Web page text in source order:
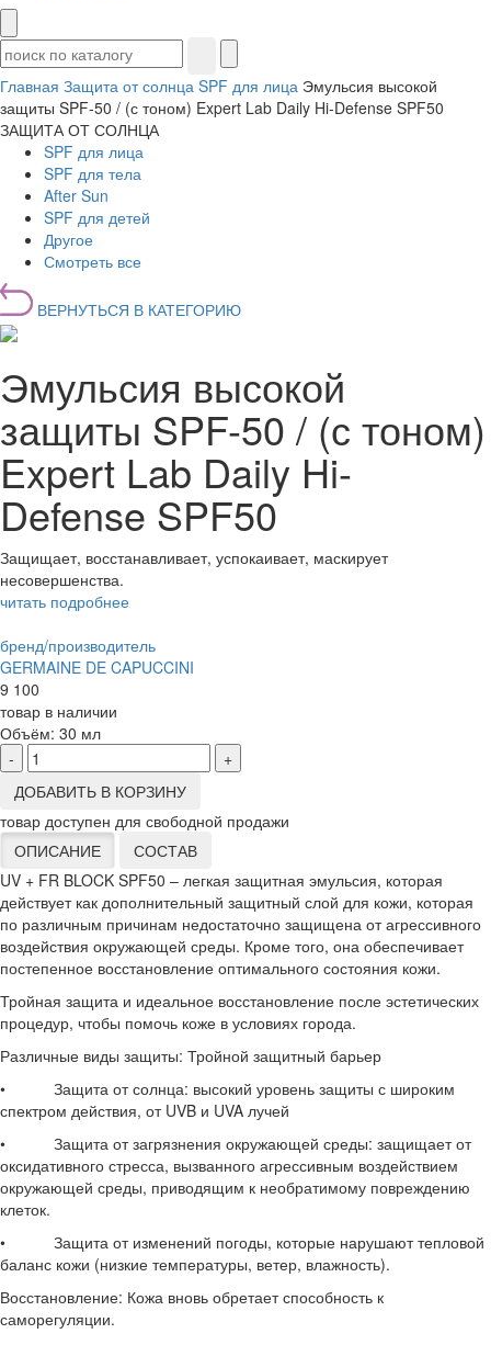
Главная Защита от солнца SPF для лица Эмульсия высокой
защиты SPF-50 / (с тоном) Expert Lab Daily Hi-Defense SPF50
ЗАЩИТА ОТ СОЛНЦА
SPF для лица
SPF для тела
After Sun
SPF для детей
Другое
Смотреть все
ВЕРНУТЬСЯ В КАТЕГОРИЮ
Эмульсия высокой
защиты SPF-50 / (с тоном)
Expert Lab Daily Hi-
Defense SPF50
Защищает, восстанавливает, успокаивает, маскирует
несовершенства.
читать подробнее
бренд/производитель
GERMAINE DE CAPUCCINI
9 100
товар в наличии
Объём: 30 мл
-
+
ДОБАВИТЬ В КОРЗИНУ
товар доступен для свободной продажи
ОПИСАНИЕ
СОСТАВ
UV + FR BLOCK SPF50 – легкая защитная эмульсия, которая
действует как дополнительный защитный слой для кожи, которая
по различным причинам недостаточно защищена от агрессивного
воздействия окружающей среды. Кроме того, она обеспечивает
постепенное восстановление оптимального состояния кожи.
Тройная защита и идеальное восстановление после эстетических
процедур, чтобы помочь коже в условиях города.
Различные виды защиты: Тройной защитный барьер
• Защита от солнца: высокий уровень защиты с широким
спектром действия, от UVB и UVA лучей
• Защита от загрязнения окружающей среды: защищает от
оксидативного стресса, вызванного агрессивным воздействием
окружающей среды, приводящим к необратимому повреждению
клеток.
• Защита от изменений погоды, которые нарушают тепловой
баланс кожи (низкие температуры, ветер, влажность).
Восстановление: Кожа вновь обретает способность к
саморегуляции.